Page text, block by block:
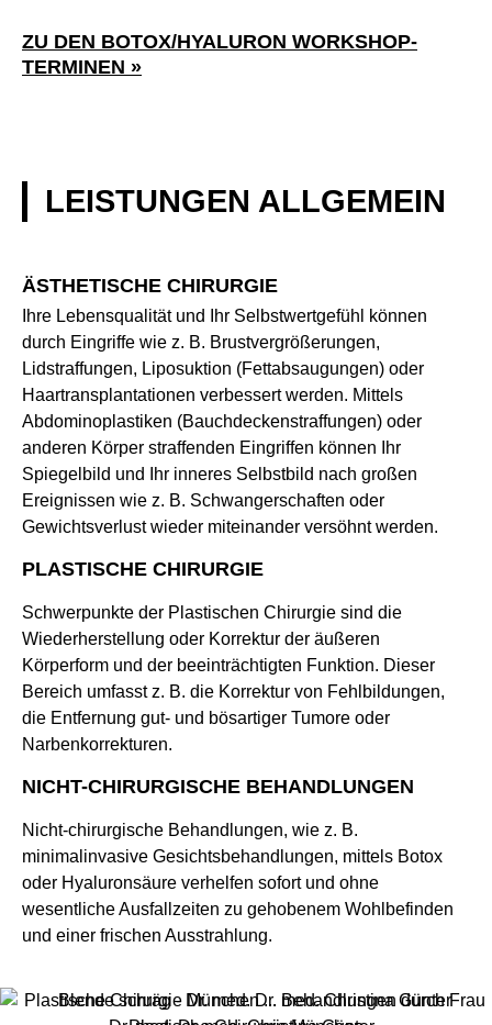
ZU DEN BOTOX/HYALURON WORKSHOP-
TERMINEN »
LEISTUNGEN ALLGEMEIN
ÄSTHETISCHE CHIRURGIE
Ihre Lebensqualität und Ihr Selbstwertgefühl können
durch Eingriffe wie z. B. Brustvergrößerungen,
Lidstraffungen, Liposuktion (Fettabsaugungen) oder
Haartransplantationen verbessert werden. Mittels
Abdominoplastiken (Bauchdeckenstraffungen) oder
anderen Körper straffenden Eingriffen können Ihr
Spiegelbild und Ihr inneres Selbstbild nach großen
Ereignissen wie z. B. Schwangerschaften oder
Gewichtsverlust wieder miteinander versöhnt werden.
PLASTISCHE CHIRURGIE
Schwerpunkte der Plastischen Chirurgie sind die
Wiederherstellung oder Korrektur der äußeren
Körperform und der beeinträchtigten Funktion. Dieser
Bereich umfasst z. B. die Korrektur von Fehlbildungen,
die Entfernung gut- und bösartiger Tumore oder
Narbenkorrekturen.
NICHT-CHIRURGISCHE BEHANDLUNGEN
Nicht-chirurgische Behandlungen, wie z. B.
minimalinvasive Gesichtsbehandlungen, mittels Botox
oder Hyaluronsäure verhelfen sofort und ohne
wesentliche Ausfallzeiten zu gehobenem Wohlbefinden
und einer frischen Ausstrahlung.